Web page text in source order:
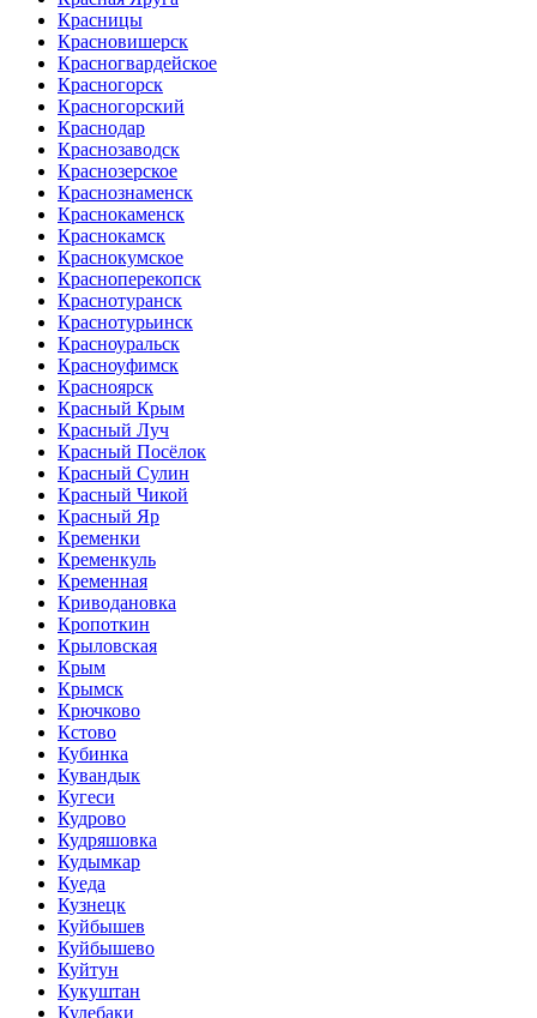
Красницы
Красновишерск
Красногвардейское
Красногорск
Красногорский
Краснодар
Краснозаводск
Краснозерское
Краснознаменск
Краснокаменск
Краснокамск
Краснокумское
Красноперекопск
Краснотуранск
Краснотурьинск
Красноуральск
Красноуфимск
Красноярск
Красный Крым
Красный Луч
Красный Посёлок
Красный Сулин
Красный Чикой
Красный Яр
Кременки
Кременкуль
Кременная
Криводановка
Кропоткин
Крыловская
Крым
Крымск
Крючково
Кстово
Кубинка
Кувандык
Кугеси
Кудрово
Кудряшовка
Кудымкар
Куеда
Кузнецк
Куйбышев
Куйбышево
Куйтун
Кукуштан
Кулебаки